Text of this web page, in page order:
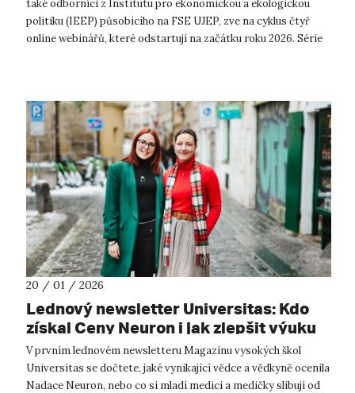
také odborníci z Institutu pro ekonomickou a ekologickou
politiku (IEEP) působícího na FSE UJEP, zve na cyklus čtyř
online webinářů, které odstartují na začátku roku 2026. Série
20 / 01 / 2026
Lednový newsletter Universitas: Kdo
získal Ceny Neuron i jak zlepšit výuku
medicíny
V prvním lednovém newsletteru Magazínu vysokých škol
Universitas se dočtete, jaké vynikající vědce a vědkyně ocenila
Nadace Neuron, nebo co si mladí medici a medičky slibují od